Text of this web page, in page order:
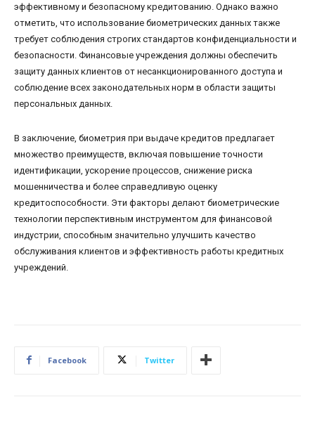
эффективному и безопасному кредитованию. Однако важно
отметить, что использование биометрических данных также
требует соблюдения строгих стандартов конфиденциальности и
безопасности. Финансовые учреждения должны обеспечить
защиту данных клиентов от несанкционированного доступа и
соблюдение всех законодательных норм в области защиты
персональных данных.
В заключение, биометрия при выдаче кредитов предлагает
множество преимуществ, включая повышение точности
идентификации, ускорение процессов, снижение риска
мошенничества и более справедливую оценку
кредитоспособности. Эти факторы делают биометрические
технологии перспективным инструментом для финансовой
индустрии, способным значительно улучшить качество
обслуживания клиентов и эффективность работы кредитных
учреждений.
Facebook Twitter